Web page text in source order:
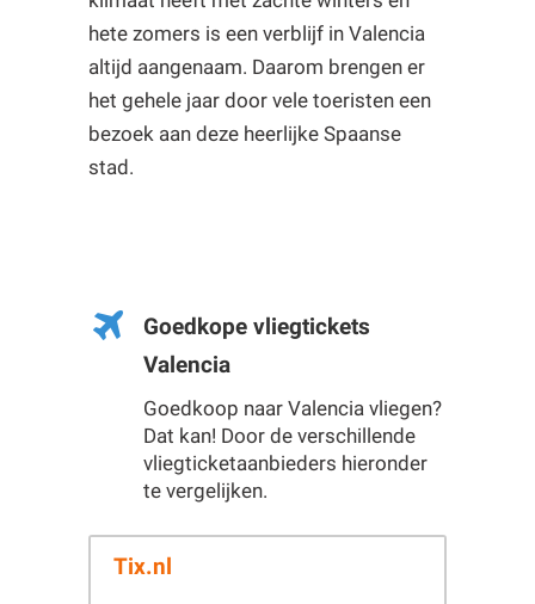
hete zomers is een verblijf in Valencia
altijd aangenaam. Daarom brengen er
het gehele jaar door vele toeristen een
bezoek aan deze heerlijke Spaanse
stad.
Goedkope vliegtickets
Valencia
Goedkoop naar Valencia vliegen?
Dat kan! Door de verschillende
vliegticketaanbieders hieronder
te vergelijken.
Tix.nl